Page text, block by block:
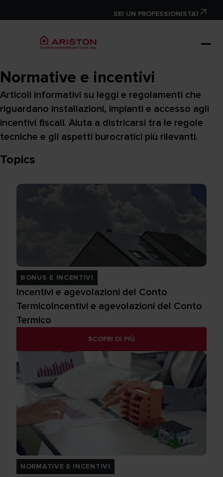
SEI UN PROFESSIONISTA?
Normative e incentivi
Articoli informativi su leggi e regolamenti che
riguardano installazioni, impianti e accesso agli
incentivi fiscali. Aiuta a districarsi tra le regole
tecniche e gli aspetti burocratici più rilevanti.
Topics
BONUS E INCENTIVI
Incentivi e agevolazioni del Conto
TermicoIncentivi e agevolazioni del Conto
Termico
SCOPRI DI PIÙ
NORMATIVE E INCENTIVI